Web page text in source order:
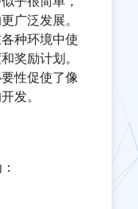
广泛发展。
种环境中使
奖励计划。
性促使了像
发。
\frac{C}{P}